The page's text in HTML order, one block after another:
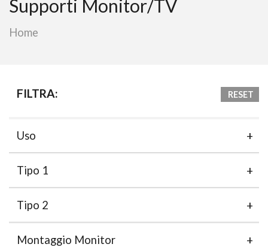
Supporti Monitor/TV
Home
FILTRA: RESET
Uso
Tipo 1
Tipo 2
Montaggio Monitor